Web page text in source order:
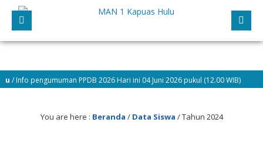
pengumuman PPDB 2026 Hari ini 04 Juni 2026 pukul (12.00 WIB)
You are here : Beranda / Data Siswa /Tahun 2024